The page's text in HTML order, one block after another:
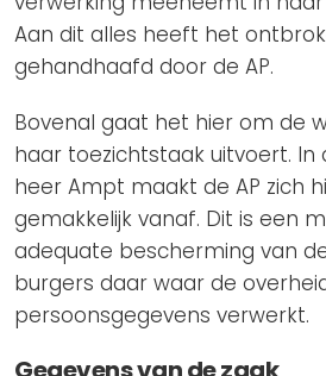
Aan dit alles heeft het
gehandhaafd door de AP.
Bovenal gaat het hier om de
haar toezichtstaak uitvoert. In
heer Ampt maakt de AP zich
gemakkelijk vanaf. Dit is een
adequate bescherming van
burgers daar waar de
persoonsgegevens verwerkt.